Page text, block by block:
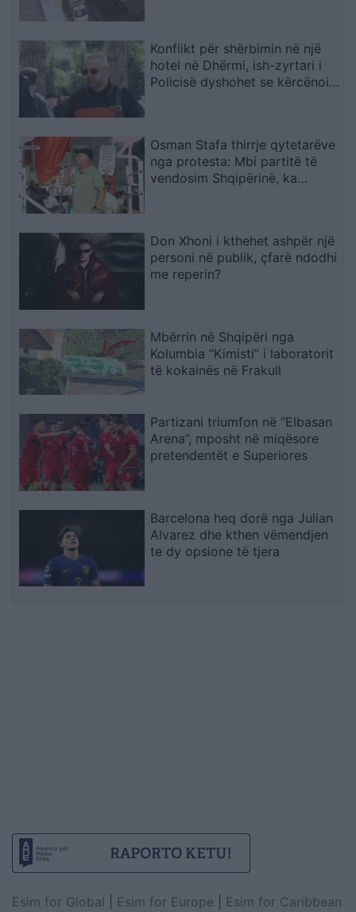
Konflikt për shërbimin në një
hotel në Dhërmi, ish-zyrtari i
Policisë dyshohet se kërcënoi
Osman Stafa thirrje qytetarëve
nga protesta: Mbi partitë të
vendosim Shqipërinë, ka
Don Xhoni i kthehet ashpër një
personi në publik, çfarë ndodhi
me reperin?
Mbërrin në Shqipëri nga
Kolumbia “Kimisti” i laboratorit
të kokainës në Frakull
Partizani triumfon në “Elbasan
Arena”, mposht në miqësore
pretendentët e Superiores
Barcelona heq dorë nga Julian
Alvarez dhe kthen vëmendjen
te dy opsione të tjera
Esim for Global Esim for Europe
Esim for Caribbean